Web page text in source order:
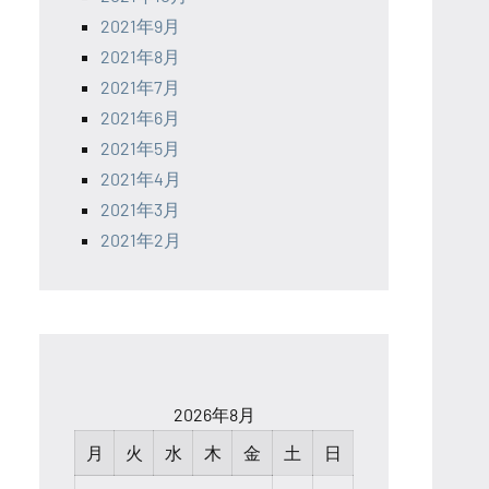
2021年9月
2021年8月
2021年7月
2021年6月
2021年5月
2021年4月
2021年3月
2021年2月
2026年8月
月
火 水 木 金 土 日